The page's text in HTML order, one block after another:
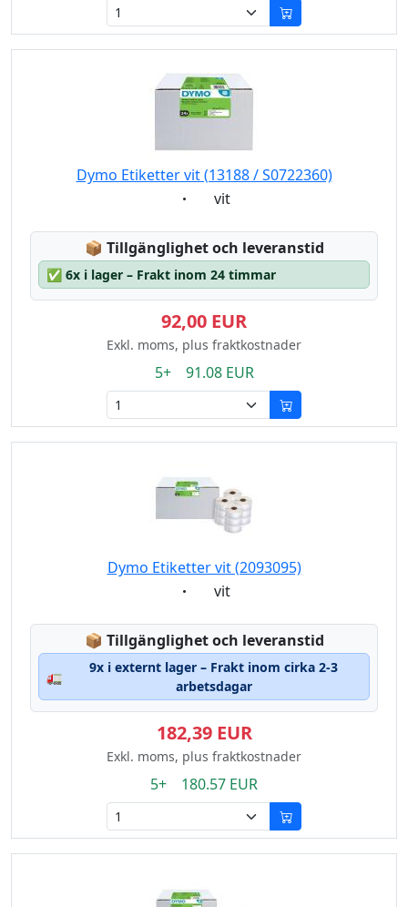
Dymo Etiketter vit (13188 / S0722360)
Eigenschaft:
vit
📦 Lagerstatus:
Tillgänglighet och leveranstid
✅ 6x i lager – Frakt inom 24 timmar
92,00 EUR
Exkl. moms, plus fraktkostnader
5+ 91.08 EUR
Dymo Etiketter vit (2093095)
Eigenschaft:
vit
📦 Lagerstatus:
Tillgänglighet och leveranstid
🚛
9x i externt lager – Frakt inom cirka 2-3
arbetsdagar
182,39 EUR
Exkl. moms, plus fraktkostnader
5+ 180.57 EUR